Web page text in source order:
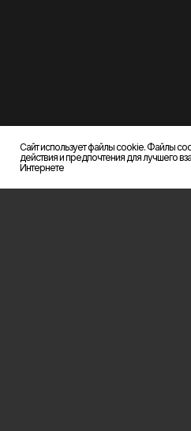
Сайт использует файлы cookie. Файлы
действия и предпочтения для лучшего
Интернете